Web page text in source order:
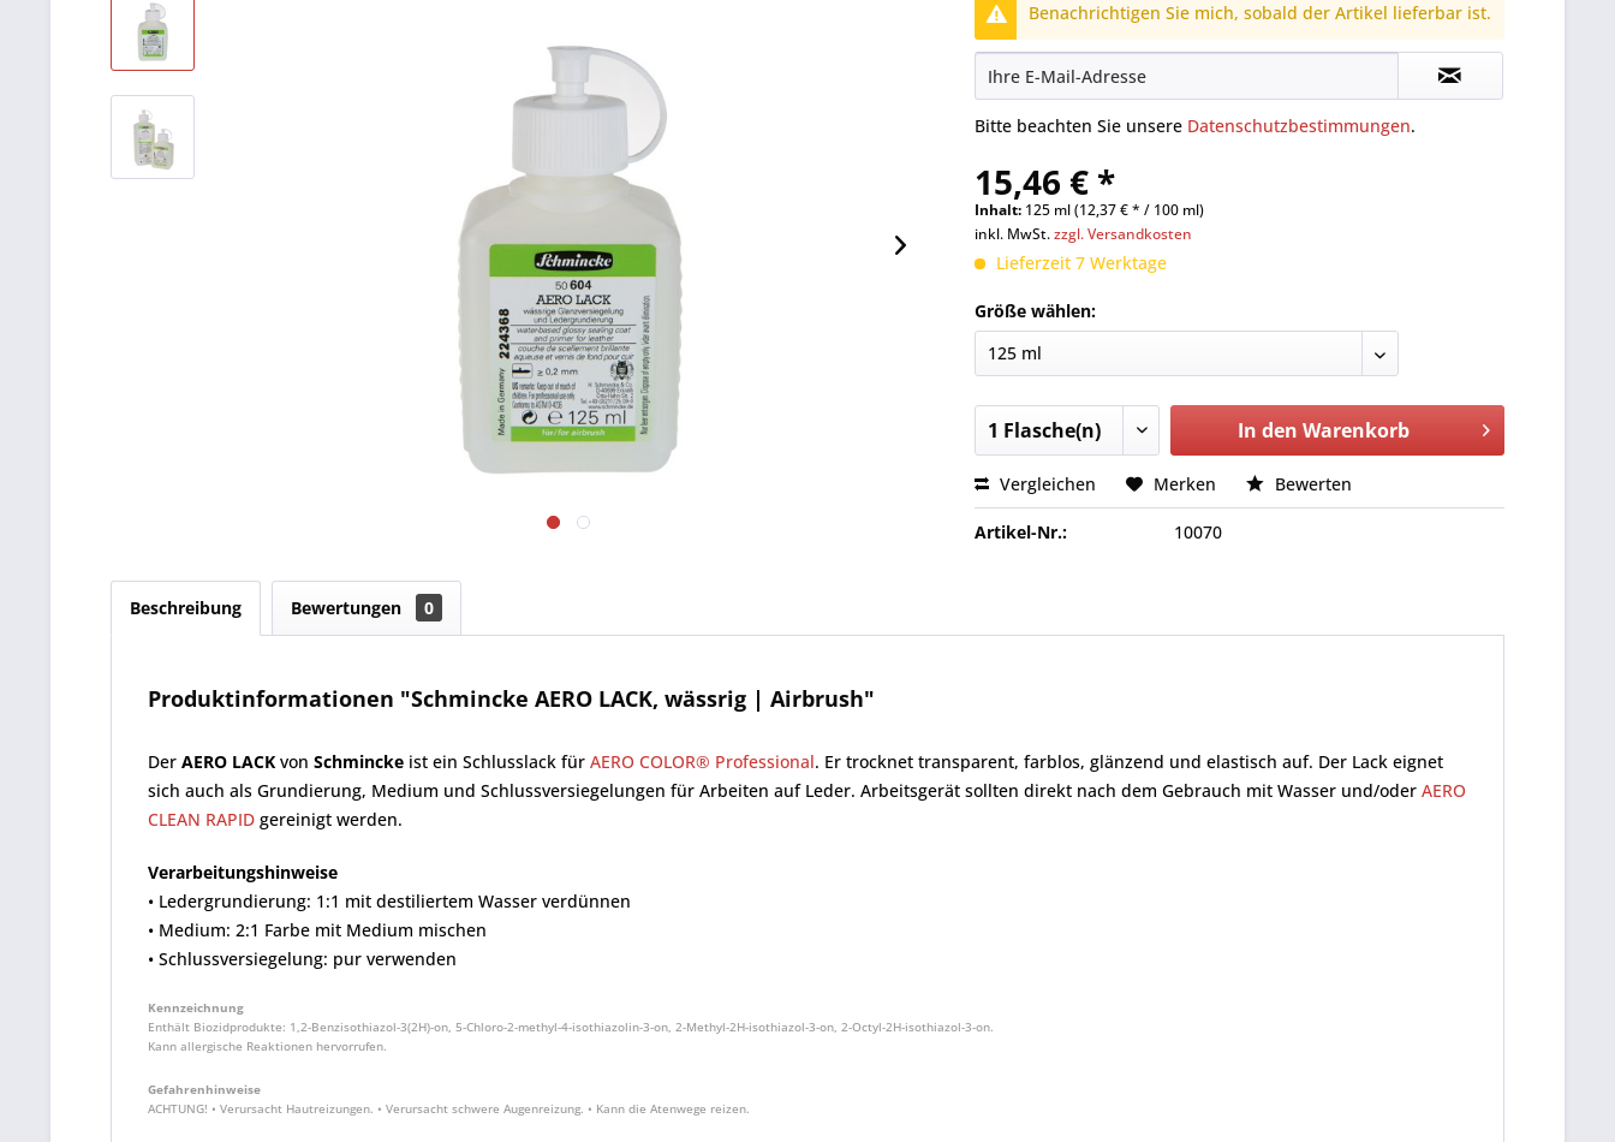
Benachrichtigen Sie mich, sobald der Artikel lieferbar ist.
Bitte beachten Sie unsere Datenschutzbestimmungen.
15,46 € *
Inhalt: 125 ml (12,37 € * / 100 ml)
inkl. MwSt.zzgl. Versandkosten
Lieferzeit 7 Werktage
Größe wählen:
In den Warenkorb
Vergleichen Merken Bewerten
Artikel-Nr.: 10070
Beschreibung Bewertungen 0
Produktinformationen "Schmincke AERO LACK, wässrig | Airbrush"
Der AERO LACK von Schmincke ist ein Schlusslack für AERO COLOR® Professional. Er trocknet transparent, farblos, glänzend und elastisch auf. Der Lack eignet
sich auch als Grundierung, Medium und Schlussversiegelungen für Arbeiten auf Leder. Arbeitsgerät sollten direkt nach dem Gebrauch mit Wasser und/oder AERO
CLEAN RAPID gereinigt werden.
Verarbeitungshinweise
• Ledergrundierung: 1:1 mit destiliertem Wasser verdünnen
• Medium: 2:1 Farbe mit Medium mischen
• Schlussversiegelung: pur verwenden
Kennzeichnung
Enthält Biozidprodukte: 1,2-Benzisothiazol-3(2H)-on, 5-Chloro-2-methyl-4-isothiazolin-3-on, 2-Methyl-2H-isothiazol-3-on, 2-Octyl-2H-isothiazol-3-on.
Kann allergische Reaktionen hervorrufen.
Gefahrenhinweise
ACHTUNG! • Verursacht Hautreizungen. • Verursacht schwere Augenreizung. • Kann die Atenwege reizen.